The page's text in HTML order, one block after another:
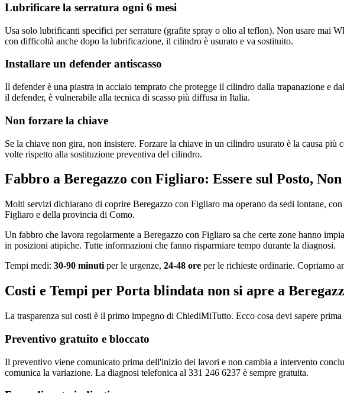
Lubrificare la serratura ogni 6 mesi
Usa solo lubrificanti specifici per serrature (grafite spray o olio al teflon). Non usare mai
con difficoltà anche dopo la lubrificazione, il cilindro è usurato e va sostituito.
Installare un defender antiscasso
Il defender è una piastra in acciaio temprato che protegge il cilindro dalla trapanazione e
il defender, è vulnerabile alla tecnica di scasso più diffusa in Italia.
Non forzare la chiave
Se la chiave non gira, non insistere. Forzare la chiave in un cilindro usurato è la causa
volte rispetto alla sostituzione preventiva del cilindro.
Fabbro a Beregazzo con Figliaro: Essere sul Posto,
Molti servizi dichiarano di coprire Beregazzo con Figliaro ma operano da sedi lontane,
Figliaro e della provincia di Como.
Un fabbro che lavora regolarmente a Beregazzo con Figliaro sa che certe zone hanno
in posizioni atipiche. Tutte informazioni che fanno risparmiare tempo durante la diagnosi.
Tempi medi: 30-90 minuti per le urgenze, 24-48 ore per le richieste ordinarie. Copriamo
Costi e Tempi per Porta blindata non si apre a
La trasparenza sui costi è il primo impegno di ChiediMiTutto. Ecco cosa devi sapere prima
Preventivo gratuito e bloccato
Il preventivo viene comunicato prima dell'inizio dei lavori e non cambia a intervento
comunica la variazione. La diagnosi telefonica al 331 246 6237 è sempre gratuita.